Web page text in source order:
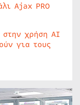
Ajax PRO
στην χρήση AI
για τους